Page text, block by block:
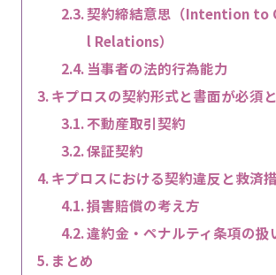
契約締結意思（Intention to
l Relations）
当事者の法的行為能力
キプロスの契約形式と書面が必須
不動産取引契約
保証契約
キプロスにおける契約違反と救済
損害賠償の考え方
違約金・ペナルティ条項の扱
まとめ